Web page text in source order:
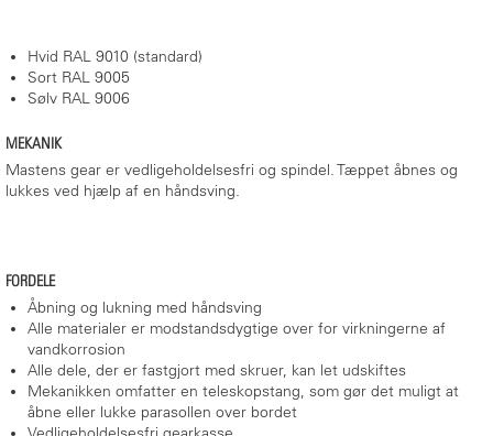
Hvid RAL 9010 (standard)
Sort RAL 9005
Sølv RAL 9006
MEKANIK
Mastens gear er vedligeholdelsesfri og spindel. Tæppet åbnes og
lukkes ved hjælp af en håndsving.
FORDELE
Åbning og lukning med håndsving
Alle materialer er modstandsdygtige over for virkningerne af
vandkorrosion
Alle dele, der er fastgjort med skruer, kan let udskiftes
Mekanikken omfatter en teleskopstang, som gør det muligt at
åbne eller lukke parasollen over bordet